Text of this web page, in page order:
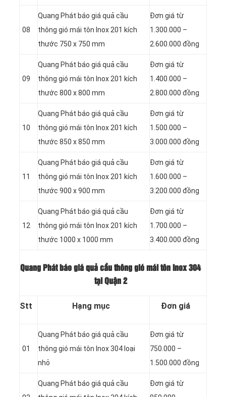
08
Quang Phát báo giá quả cầu
thông gió mái tôn Inox 201 kích
thước 750 x 750 mm
Đơn giá từ
1.300.000 –
2.600.000 đồng
09
Quang Phát báo giá quả cầu
thông gió mái tôn Inox 201 kích
thước 800 x 800 mm
Đơn giá từ
1.400.000 –
2.800.000 đồng
10
Quang Phát báo giá quả cầu
thông gió mái tôn Inox 201 kích
thước 850 x 850 mm
Đơn giá từ
1.500.000 –
3.000.000 đồng
11
Quang Phát báo giá quả cầu
thông gió mái tôn Inox 201 kích
thước 900 x 900 mm
Đơn giá từ
1.600.000 –
3.200.000 đồng
12
Quang Phát báo giá quả cầu
thông gió mái tôn Inox 201 kích
thước 1000 x 1000 mm
Đơn giá từ
1.700.000 –
3.400.000 đồng
Quang Phát báo giá quả cầu thông gió mái tôn Inox 304
tại Quận 2
Stt Hạng mục Đơn giá
01
Quang Phát báo giá quả cầu
thông gió mái tôn Inox 304 loại
nhỏ
Đơn giá từ
750.000 –
1.500.000 đồng
Quang Phát báo giá quả cầu
Đơn giá từ